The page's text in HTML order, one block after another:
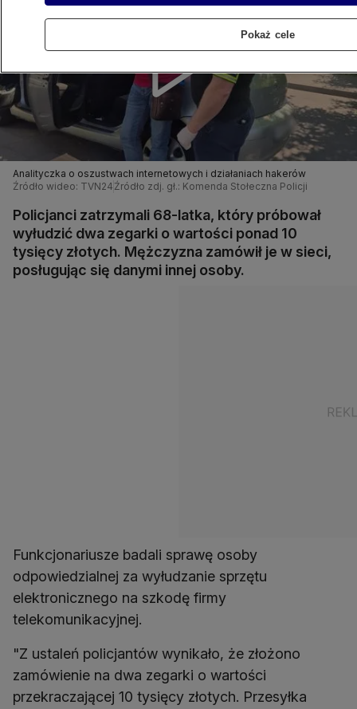
Analityczka o oszustwach internetowych i działaniach hakerów
Źródło wideo: TVN24 Źródło zdj. gł.: Komenda Stołeczna Policji
Policjanci zatrzymali 68-latka, który próbował
wyłudzić dwa zegarki o wartości ponad 10
tysięcy złotych. Mężczyzna zamówił je w sieci,
posługując się danymi innej osoby.
Funkcjonariusze badali sprawę osoby
odpowiedzialnej za wyłudzanie sprzętu
elektronicznego na szkodę firmy
telekomunikacyjnej.
"Z ustaleń policjantów wynikało, że złożono
zamówienie na dwa zegarki o wartości
przekraczającej 10 tysięcy złotych. Przesyłka
Pokaż cele